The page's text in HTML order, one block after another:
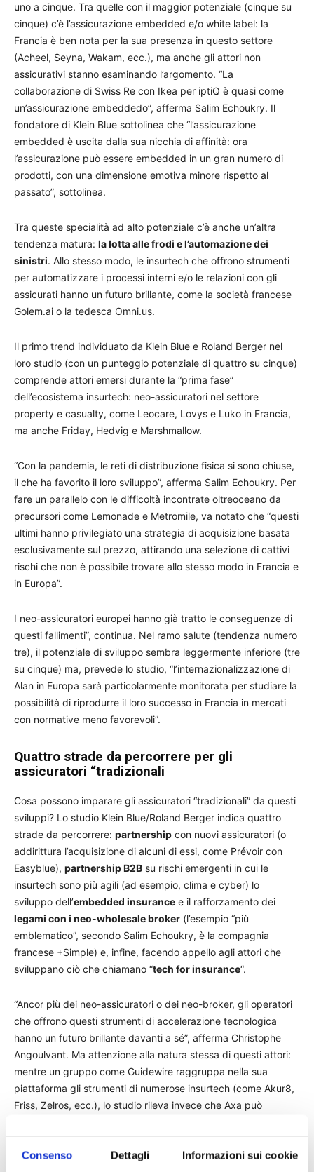
Consenso Dettagli Informazioni sui cookie
uno a cinque. Tra quelle con il maggior potenziale (cinque su
cinque) c’è l’assicurazione embedded e/o white label: la
Francia è ben nota per la sua presenza in questo settore
(Acheel, Seyna, Wakam, ecc.), ma anche gli attori non
assicurativi stanno esaminando l’argomento. “La
collaborazione di Swiss Re con Ikea per iptiQ è quasi come
un’assicurazione embeddedo”, afferma Salim Echoukry. Il
fondatore di Klein Blue sottolinea che “l’assicurazione
embedded è uscita dalla sua nicchia di affinità: ora
l’assicurazione può essere embedded in un gran numero di
prodotti, con una dimensione emotiva minore rispetto al
passato”, sottolinea.
Tra queste specialità ad alto potenziale c’è anche un’altra
tendenza matura: la lotta alle frodi e l’automazione dei
sinistri. Allo stesso modo, le insurtech che offrono strumenti
per automatizzare i processi interni e/o le relazioni con gli
assicurati hanno un futuro brillante, come la società francese
Golem.ai o la tedesca Omni.us.
Il primo trend individuato da Klein Blue e Roland Berger nel
loro studio (con un punteggio potenziale di quattro su cinque)
comprende attori emersi durante la “prima fase”
dell’ecosistema insurtech: neo-assicuratori nel settore
property e casualty, come Leocare, Lovys e Luko in Francia,
ma anche Friday, Hedvig e Marshmallow.
“Con la pandemia, le reti di distribuzione fisica si sono chiuse,
il che ha favorito il loro sviluppo”, afferma Salim Echoukry. Per
fare un parallelo con le difficoltà incontrate oltreoceano da
precursori come Lemonade e Metromile, va notato che “questi
ultimi hanno privilegiato una strategia di acquisizione basata
esclusivamente sul prezzo, attirando una selezione di cattivi
rischi che non è possibile trovare allo stesso modo in Francia e
in Europa”.
I neo-assicuratori europei hanno già tratto le conseguenze di
questi fallimenti”, continua. Nel ramo salute (tendenza numero
tre), il potenziale di sviluppo sembra leggermente inferiore (tre
su cinque) ma, prevede lo studio, “l’internazionalizzazione di
Alan in Europa sarà particolarmente monitorata per studiare la
possibilità di riprodurre il loro successo in Francia in mercati
con normative meno favorevoli”.
Quattro strade da percorrere per gli
assicuratori “tradizionali
Cosa possono imparare gli assicuratori “tradizionali” da questi
sviluppi? Lo studio Klein Blue/Roland Berger indica quattro
strade da percorrere: partnership con nuovi assicuratori (o
addirittura l’acquisizione di alcuni di essi, come Prévoir con
Easyblue), partnership B2B su rischi emergenti in cui le
insurtech sono più agili (ad esempio, clima e cyber) lo
sviluppo dell’embedded insurance e il rafforzamento dei
legami con i neo-wholesale broker (l’esempio “più
emblematico”, secondo Salim Echoukry, è la compagnia
francese +Simple) e, infine, facendo appello agli attori che
sviluppano ciò che chiamano “tech for insurance“.
“Ancor più dei neo-assicuratori o dei neo-broker, gli operatori
che offrono questi strumenti di accelerazione tecnologica
hanno un futuro brillante davanti a sé”, afferma Christophe
Angoulvant. Ma attenzione alla natura stessa di questi attori:
mentre un gruppo come Guidewire raggruppa nella sua
piattaforma gli strumenti di numerose insurtech (come Akur8,
Friss, Zelros, ecc.), lo studio rileva invece che Axa può
recentemente dalla sua “Digital Commercial Platform”.